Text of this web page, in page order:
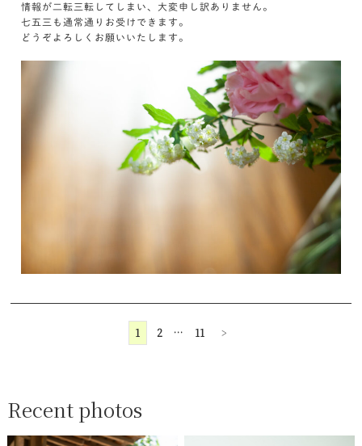
情報が二転三転してしまい、大変申し訳ありません。
七五三も通常通りお受けできます。
どうぞよろしくお願いいたします。
1 2 … 11 >
Recent photos